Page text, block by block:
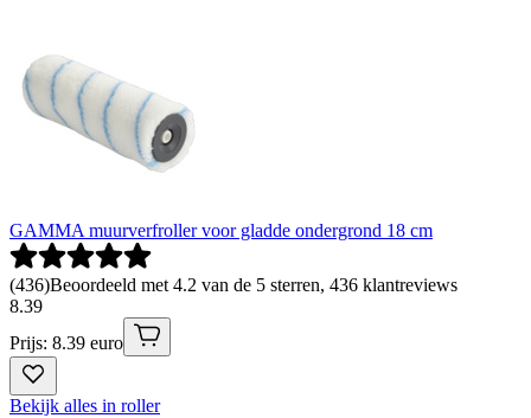
GAMMA muurverfroller voor gladde ondergrond 18 cm
(436)Beoordeeld met 4.2 van de 5 sterren, 436 klantreviews
8.39
Prijs: 8.39 euro
Bekijk alles in roller